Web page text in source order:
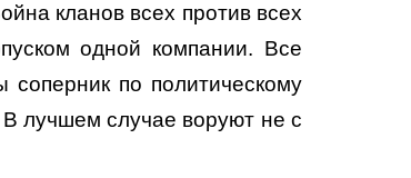
кланов всех против всех
одной компании. Все
соперник по политическому
лучшем случае воруют не с